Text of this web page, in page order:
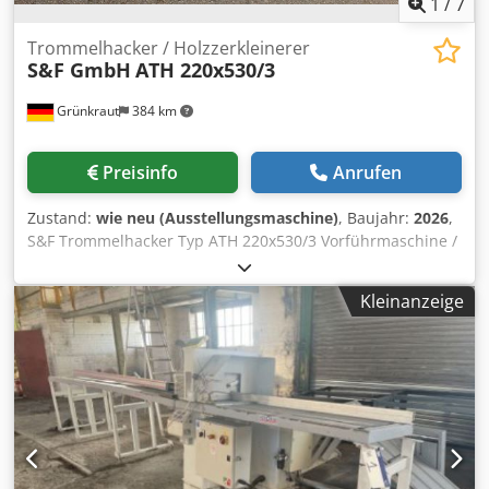
Grünkraut 384 km
Trommelhacker / Holzzerkleinerer
S&F GmbH ATH 220x530/3
Preisinfo Anrufen
Zustand: wie neu (Ausstellungsmaschine), Baujahr: 2026,
S&F Trommelhacker Typ ATH 220x530/3 Vorführmaschine /
Messemaschine / Neumaschine Massive Ausführung mit
langer Lebensdauer Einzugshöhe: 200 mm Einzugsbreite:
500 mm Anzahl Hackmesser: 2 Stück Anzahl Gegenmesser:
1 Stück Rotordurchmesser: 520 mm (Vollstahlrotor) Anzahl
Einzugswalzen: 3 Stück Durchsatzleistung: bis ca. 20 rm/h
* Hacklänge: ca. 30 mm Antriebsleistung Hacker: 45 kW
bzw. nach Absprache Dedpfx Aew I R Rnoiuokr
Antriebsleistung Einzugswalzen: 2 x 2,2 kW Betriebs-/
Steuerspannung:400/220 V, 50 Hz Gewicht: 2.600 kg
*abhängig von Hacklänge, kW Hauptmotor, Messerzahl,
Kleinanzeige